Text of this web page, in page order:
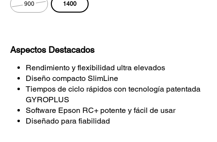
900 1400
Aspectos Destacados
Rendimiento y flexibilidad ultra elevados
Diseño compacto SlimLine
Tiempos de ciclo rápidos con tecnología patentada
GYROPLUS
Software Epson RC+ potente y fácil de usar
Diseñado para fiabilidad